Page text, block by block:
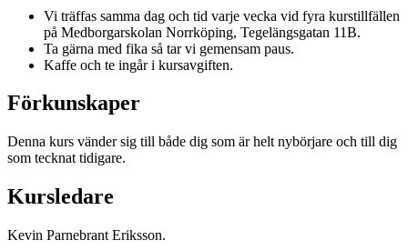
Vi träffas samma dag och tid varje vecka vid fyra kurstillfällen
på Medborgarskolan Norrköping, Tegelängsgatan 11B.
Ta gärna med fika så tar vi gemensam paus.
Kaffe och te ingår i kursavgiften.
Förkunskaper
Denna kurs vänder sig till både dig som är helt nybörjare och till dig
som tecknat tidigare.
Kursledare
Kevin Parnebrant Eriksson.